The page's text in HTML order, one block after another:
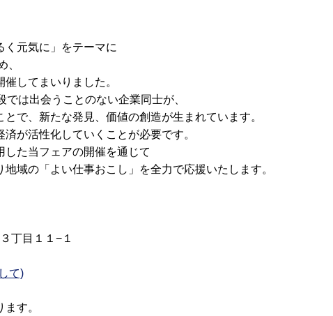
く元気に」をテーマに
、
してまいりました。
は出会うことのない企業同士が、
で、新たな発見、価値の創造が生まれています。
が活性化していくことが必要です。
た当フェアの開催を通じて
域の「よい仕事おこし」を全力で応援いたします。
丁目１１−１
て)
す。